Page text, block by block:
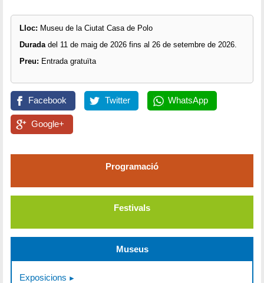
Lloc: Museu de la Ciutat Casa de Polo
Durada del 11 de maig de 2026 fins al 26 de setembre de 2026.
Preu: Entrada gratuïta
Facebook Twitter WhatsApp
Google+
Programació
Festivals
Museus
Exposicions